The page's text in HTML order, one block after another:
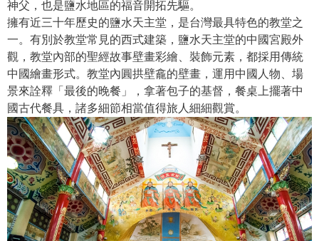
神父，也是鹽水地區的福音開拓先驅。
擁有近三十年歷史的鹽水天主堂，是台灣最具特色的教堂之
一。有別於教堂常見的西式建築，鹽水天主堂的中國宮殿外
觀，教堂內部的聖經故事壁畫彩繪、裝飾元素，都採用傳統
中國繪畫形式。教堂內圓拱壁龕的壁畫，運用中國人物、場
景來詮釋「最後的晚餐」，拿著包子的基督，餐桌上擺著中
國古代餐具，諸多細節相當值得旅人細細觀賞。